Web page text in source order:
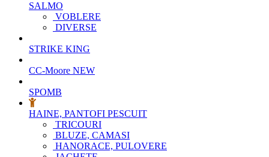
SALMO
VOBLERE
DIVERSE
STRIKE KING
CC-Moore NEW
SPOMB
HAINE, PANTOFI PESCUIT
TRICOURI
BLUZE, CAMASI
HANORACE, PULOVERE